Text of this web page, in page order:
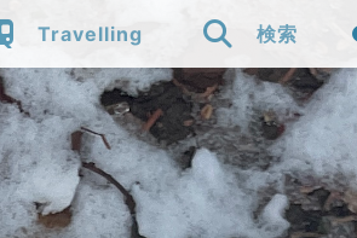
Travelling  検索